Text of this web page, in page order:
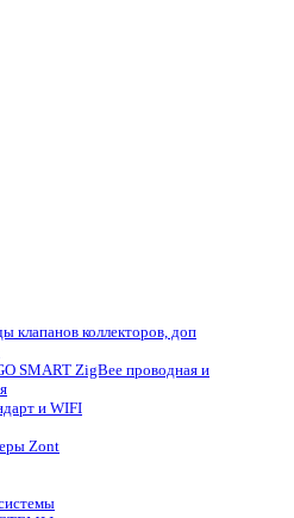
клапанов коллекторов, доп
SMART ZigBee проводная и
и WIFI
Zont